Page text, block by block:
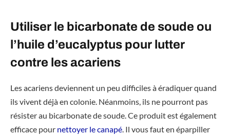
Utiliser le bicarbonate de soude ou
l’huile d’eucalyptus pour lutter
contre les acariens
Les acariens deviennent un peu difficiles à éradiquer quand
ils vivent déjà en colonie. Néanmoins, ils ne pourront pas
résister au bicarbonate de soude. Ce produit est également
efficace pour nettoyer le canapé. Il vous faut en éparpiller